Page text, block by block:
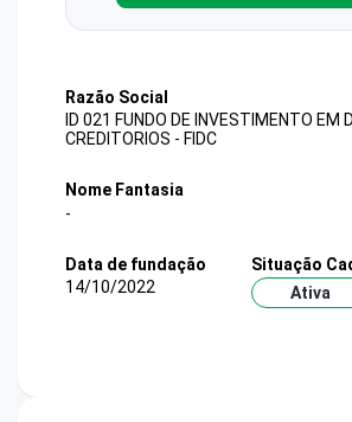
Razão Social
ID 021 FUNDO DE INVESTIMENTO EM
CREDITORIOS - FIDC
Nome Fantasia
-
Data de fundação
14/10/2022
Situação
Ativa